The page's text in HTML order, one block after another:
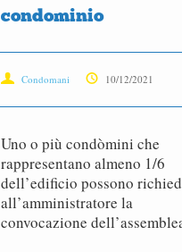
condominio
Condomani 10/12/2021
Uno o più condòmini che
rappresentano almeno 1/6
dell’edificio possono
all’amministratore la
convocazione